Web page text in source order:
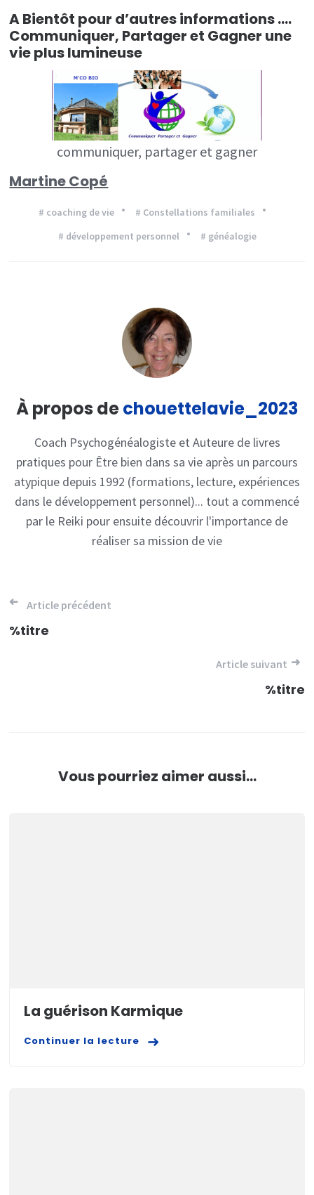
A Bientôt pour d’autres informations ….
Communiquer, Partager et Gagner une
vie plus lumineuse
communiquer, partager et gagner
Martine Copé
# coaching de vie
# Constellations familiales
# développement personnel
# généalogie
À propos dechouettelavie_2023
Coach Psychogénéalogiste et Auteure de livres
pratiques pour Être bien dans sa vie après un parcours
atypique depuis 1992 (formations, lecture, expériences
dans le développement personnel)... tout a commencé
par le Reiki pour ensuite découvrir l'importance de
réaliser sa mission de vie
Navigation
de
Article précédent
%titre
Article suivant
%titre
Vous pourriez aimer aussi...
La guérison Karmique
Continuer la lecture